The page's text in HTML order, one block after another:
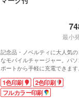
最小
記念品・ノベルティに大人気の
なモバイルチャージャー。パ
ポートから手軽に充電できま
入れておけば、外出先での電
心。商品本体への充電中は赤、
えたら充電完了のお知らせです
1色印刷
2色印刷
フルカラー印刷